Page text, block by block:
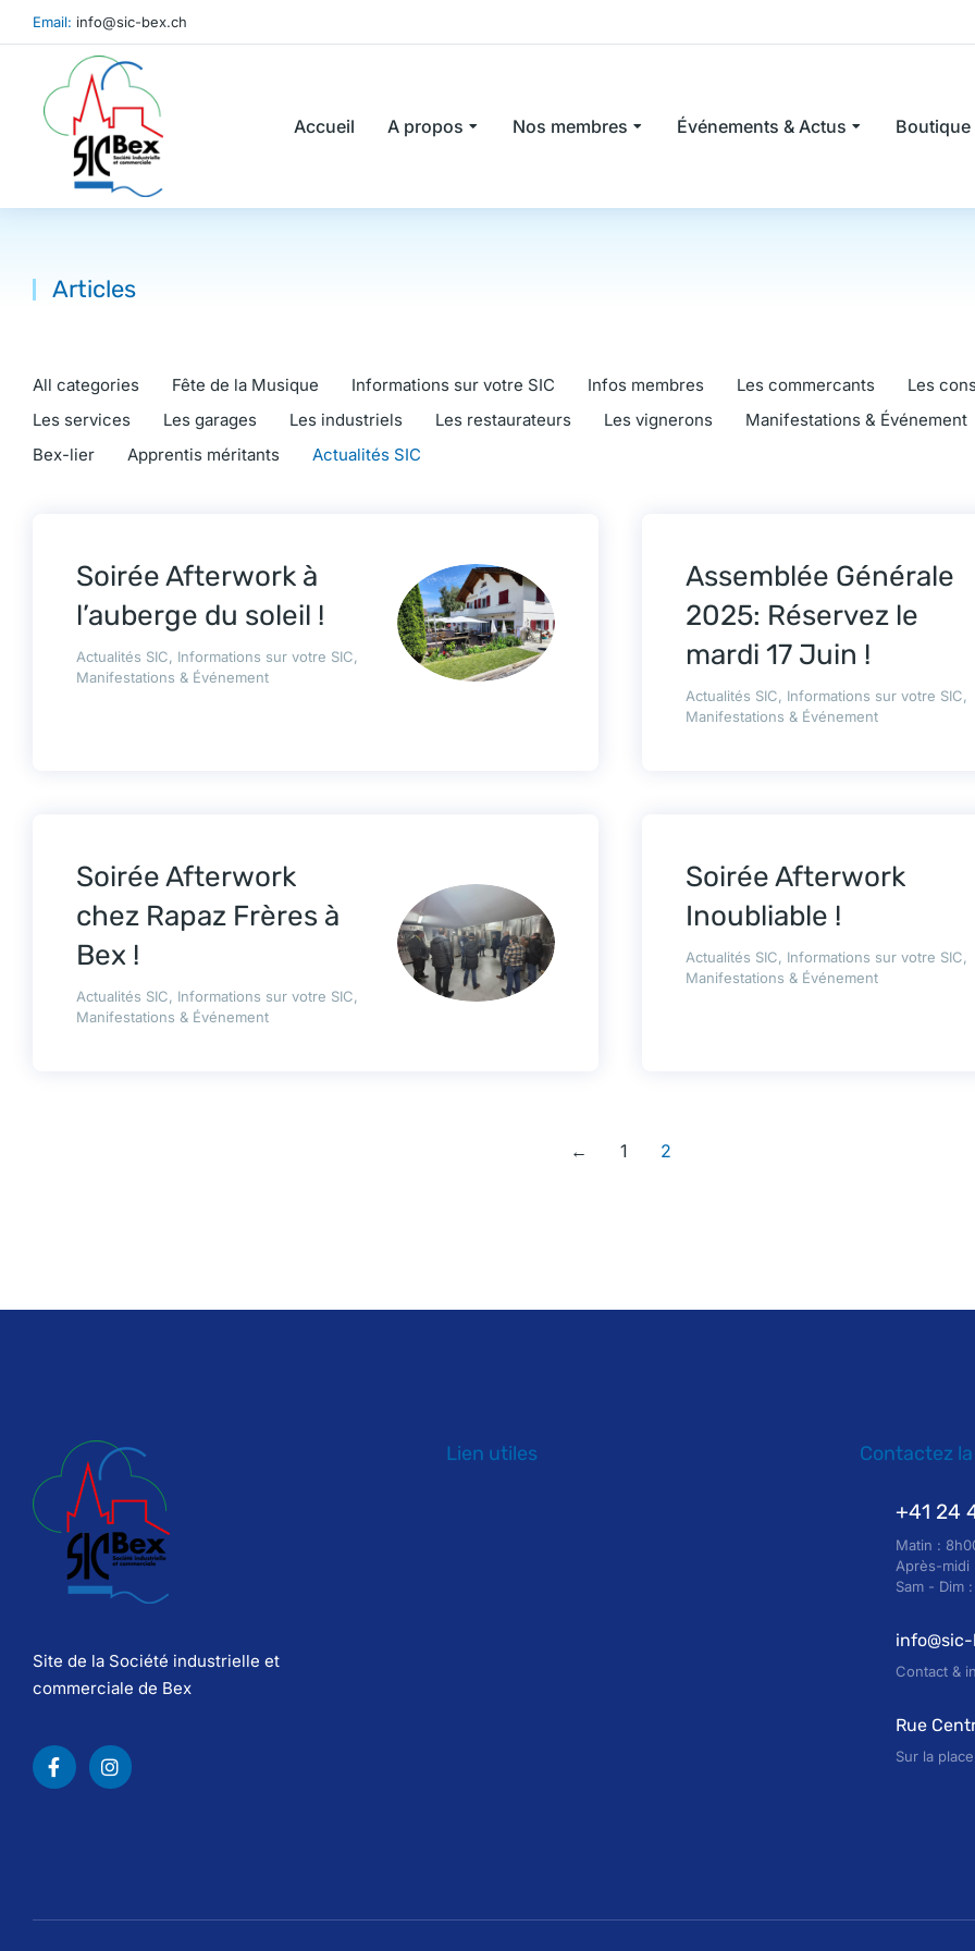
Email: info@sic-bex.ch
Accueil A propos Nos membres Événements & Actus Boutique
Articles
All categories Fête de la Musique Informations sur votre SIC Infos membres Les commercants
Les
Les services
Les garages Les industriels Les restaurateurs Les vignerons
Manifestations & Événement
Bex-lier
Apprentis méritants Actualités SIC
Soirée Afterwork à
l’auberge du soleil !
Actualités SIC, Informations sur votre SIC,
Manifestations & Événement
Assemblée Générale
2025: Réservez le
mardi 17 Juin !
Actualités SIC, Informations sur votre SIC,
Manifestations & Événement
Soirée Afterwork
chez Rapaz Frères à
Bex !
Actualités SIC, Informations sur votre SIC,
Manifestations & Événement
Soirée Afterwork
Inoubliable !
Actualités SIC, Informations sur votre SIC,
Manifestations & Événement
← 1 2
Site de la Société industrielle et
commerciale de Bex
Lien utiles Contactez la
+41 24
Matin :
Après-midi
Sam - Dim
Contact &
Rue
Sur la